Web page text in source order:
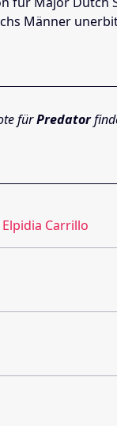
Männer
fürPredator
Elpidia Carrillo